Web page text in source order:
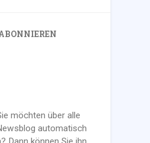
möchten über alle
automatisch